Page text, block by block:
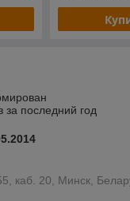
за последний год
каб. 20, Минск,